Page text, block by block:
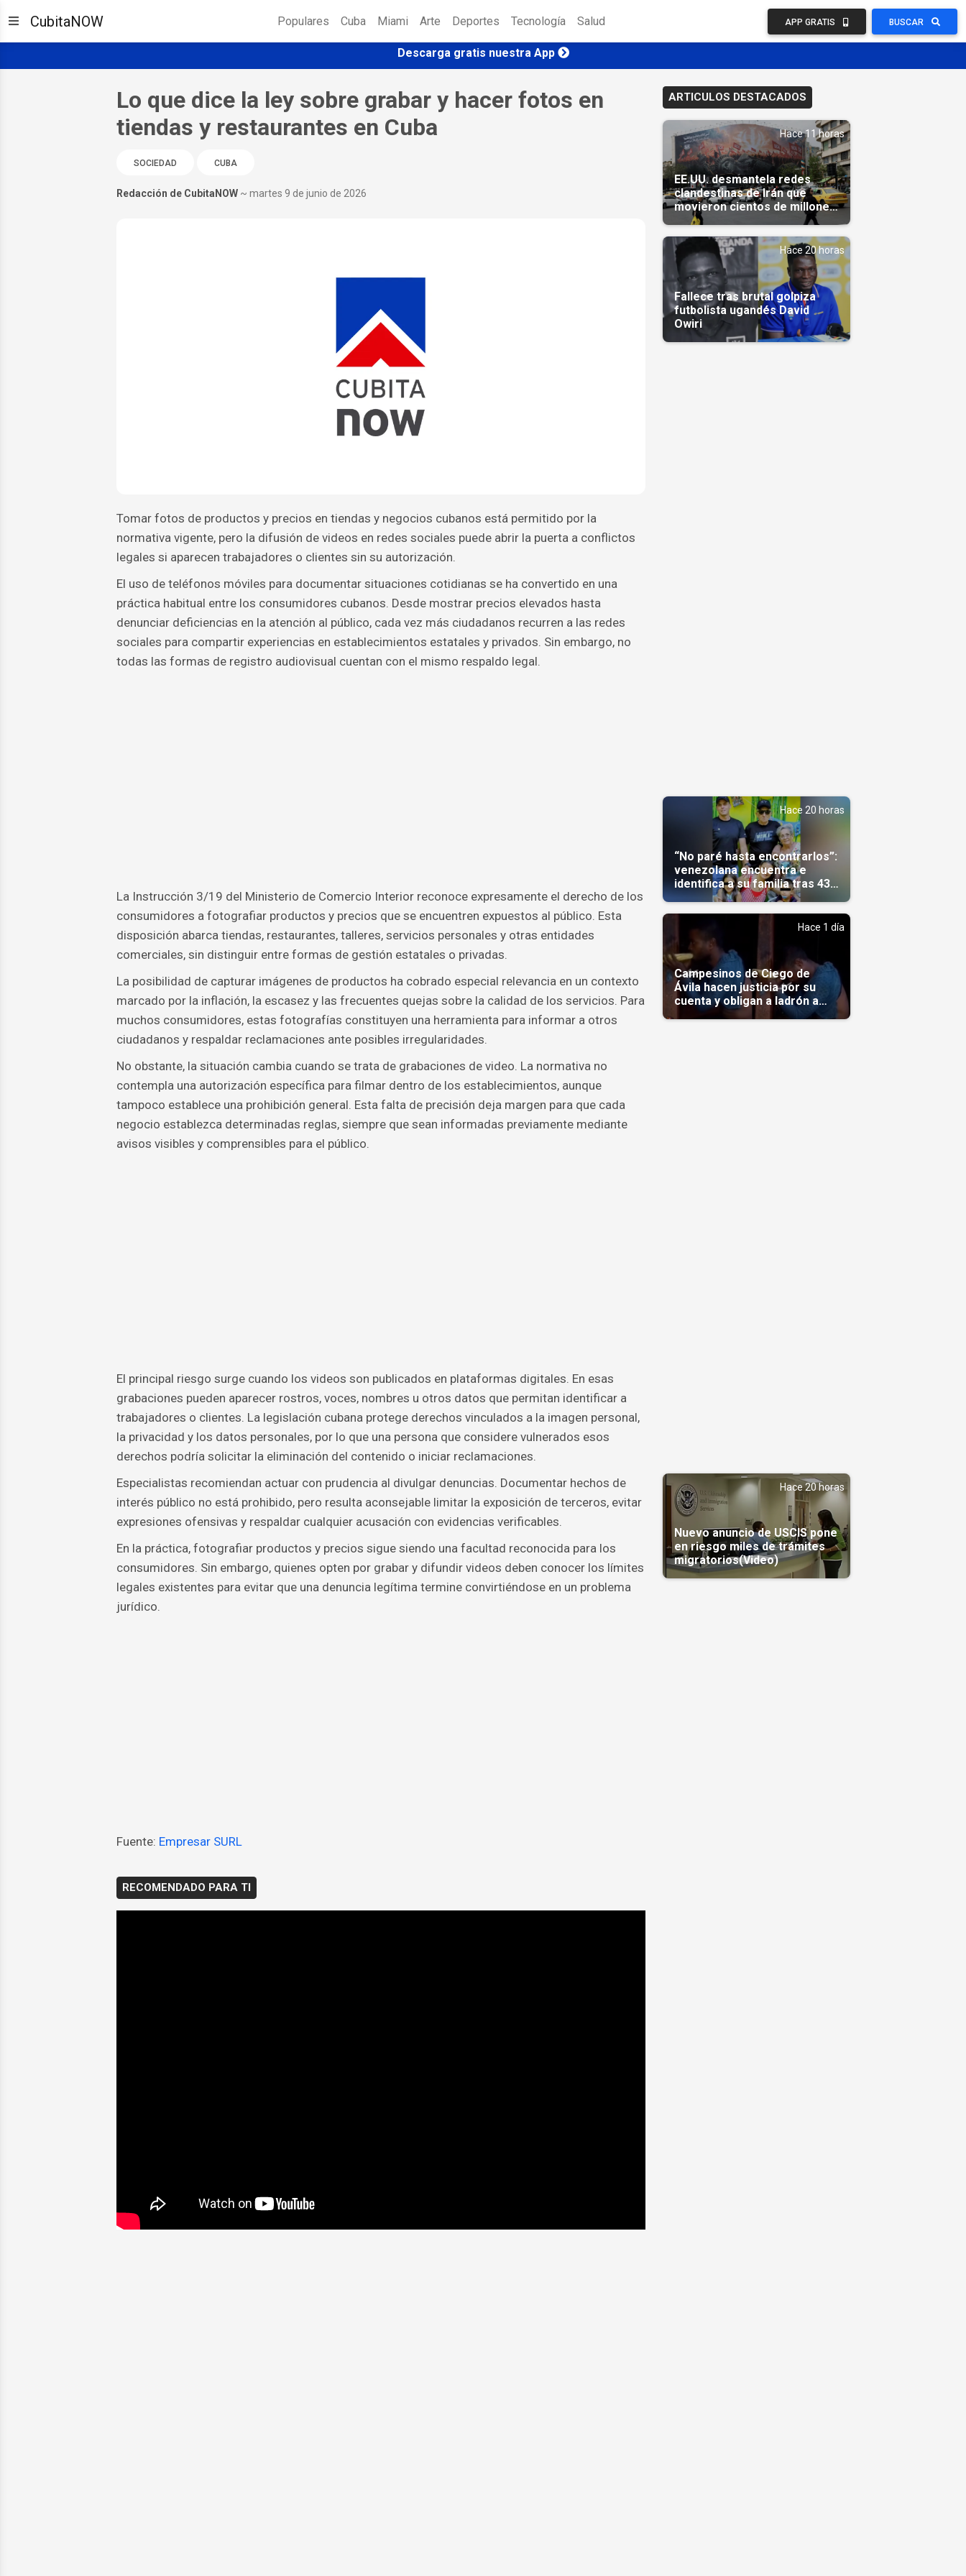
CubitaNOW Populares Cuba Miami Arte Deportes Tecnología Salud APP GRATIS BUSCAR
Descarga gratis nuestra App
Lo que dice la ley sobre grabar y hacer fotos en
tiendas y restaurantes en Cuba
SOCIEDAD CUBA
Redacción de CubitaNOW ~ martes 9 de junio de 2026
Tomar fotos de productos y precios en tiendas y negocios cubanos está permitido por la
normativa vigente, pero la difusión de videos en redes sociales puede abrir la puerta a conflictos
legales si aparecen trabajadores o clientes sin su autorización.
El uso de teléfonos móviles para documentar situaciones cotidianas se ha convertido en una
práctica habitual entre los consumidores cubanos. Desde mostrar precios elevados hasta
denunciar deficiencias en la atención al público, cada vez más ciudadanos recurren a las redes
sociales para compartir experiencias en establecimientos estatales y privados. Sin embargo, no
todas las formas de registro audiovisual cuentan con el mismo respaldo legal.
La Instrucción 3/19 del Ministerio de Comercio Interior reconoce expresamente el derecho de los
consumidores a fotografiar productos y precios que se encuentren expuestos al público. Esta
disposición abarca tiendas, restaurantes, talleres, servicios personales y otras entidades
comerciales, sin distinguir entre formas de gestión estatales o privadas.
La posibilidad de capturar imágenes de productos ha cobrado especial relevancia en un contexto
marcado por la inflación, la escasez y las frecuentes quejas sobre la calidad de los servicios. Para
muchos consumidores, estas fotografías constituyen una herramienta para informar a otros
ciudadanos y respaldar reclamaciones ante posibles irregularidades.
No obstante, la situación cambia cuando se trata de grabaciones de video. La normativa no
contempla una autorización específica para filmar dentro de los establecimientos, aunque
tampoco establece una prohibición general. Esta falta de precisión deja margen para que cada
negocio establezca determinadas reglas, siempre que sean informadas previamente mediante
avisos visibles y comprensibles para el público.
El principal riesgo surge cuando los videos son publicados en plataformas digitales. En esas
grabaciones pueden aparecer rostros, voces, nombres u otros datos que permitan identificar a
trabajadores o clientes. La legislación cubana protege derechos vinculados a la imagen personal,
la privacidad y los datos personales, por lo que una persona que considere vulnerados esos
derechos podría solicitar la eliminación del contenido o iniciar reclamaciones.
Especialistas recomiendan actuar con prudencia al divulgar denuncias. Documentar hechos de
interés público no está prohibido, pero resulta aconsejable limitar la exposición de terceros, evitar
expresiones ofensivas y respaldar cualquier acusación con evidencias verificables.
En la práctica, fotografiar productos y precios sigue siendo una facultad reconocida para los
consumidores. Sin embargo, quienes opten por grabar y difundir videos deben conocer los límites
legales existentes para evitar que una denuncia legítima termine convirtiéndose en un problema
jurídico.
Fuente: Empresar SURL
RECOMENDADO PARA TI
ARTICULOS DESTACADOS
Hace 11 horas
EE.UU. desmantela redes
clandestinas de Irán que
movieron cientos de millones
de dólares
Hace 20 horas
Fallece tras brutal golpiza
futbolista ugandés David
Owiri
Hace 20 horas
“No paré hasta encontrarlos”:
venezolana encuentra e
identifica a su familia tras 43
días del terremoto
Hace 1 día
Campesinos de Ciego de
Ávila hacen justicia por su
cuenta y obligan a ladrón a
comerse el maíz robado
Hace 20 horas
Nuevo anuncio de USCIS pone
en riesgo miles de trámites
migratorios(Video)